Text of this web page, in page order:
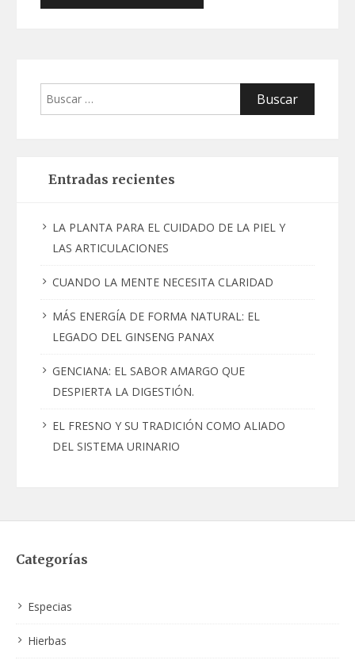
Buscar:
Entradas recientes
LA PLANTA PARA EL CUIDADO DE LA PIEL Y
LAS ARTICULACIONES
CUANDO LA MENTE NECESITA CLARIDAD
MÁS ENERGÍA DE FORMA NATURAL: EL
LEGADO DEL GINSENG PANAX
GENCIANA: EL SABOR AMARGO QUE
DESPIERTA LA DIGESTIÓN.
EL FRESNO Y SU TRADICIÓN COMO ALIADO
DEL SISTEMA URINARIO
Categorías
Especias
Hierbas